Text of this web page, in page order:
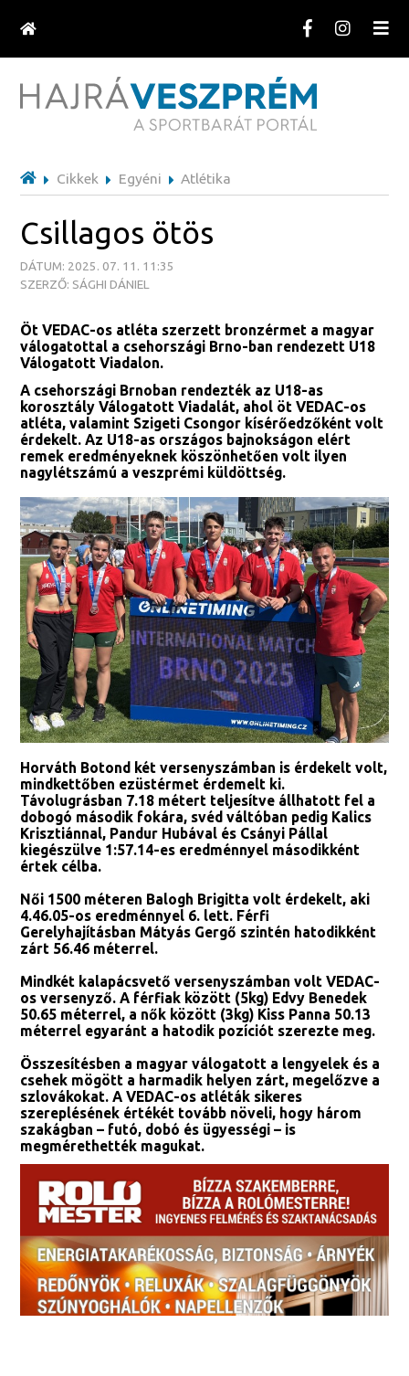
Cikkek Egyéni Atlétika
Csillagos ötös
DÁTUM: 2025. 07. 11. 11:35
SZERZŐ: SÁGHI DÁNIEL
Öt VEDAC-os atléta szerzett bronzérmet a magyar
válogatottal a csehországi Brno-ban rendezett U18
Válogatott Viadalon.
A csehországi Brnoban rendezték az U18-as
korosztály Válogatott Viadalát, ahol öt VEDAC-os
atléta, valamint Szigeti Csongor kísérőedzőként volt
érdekelt. Az U18-as országos bajnokságon elért
remek eredményeknek köszönhetően volt ilyen
nagylétszámú a veszprémi küldöttség.
Horváth Botond két versenyszámban is érdekelt volt,
mindkettőben ezüstérmet érdemelt ki.
Távolugrásban 7.18 métert teljesítve állhatott fel a
dobogó második fokára, svéd váltóban pedig Kalics
Krisztiánnal, Pandur Hubával és Csányi Pállal
kiegészülve 1:57.14-es eredménnyel másodikként
értek célba.
Női 1500 méteren Balogh Brigitta volt érdekelt, aki
4.46.05-os eredménnyel 6. lett. Férfi
Gerelyhajításban Mátyás Gergő szintén hatodikként
zárt 56.46 méterrel.
Mindkét kalapácsvető versenyszámban volt VEDAC-
os versenyző. A férfiak között (5kg) Edvy Benedek
50.65 méterrel, a nők között (3kg) Kiss Panna 50.13
méterrel egyaránt a hatodik pozíciót szerezte meg.
Összesítésben a magyar válogatott a lengyelek és a
csehek mögött a harmadik helyen zárt, megelőzve a
szlovákokat. A VEDAC-os atléták sikeres
szereplésének értékét tovább növeli, hogy három
szakágban – futó, dobó és ügyességi – is
megmérethették magukat.